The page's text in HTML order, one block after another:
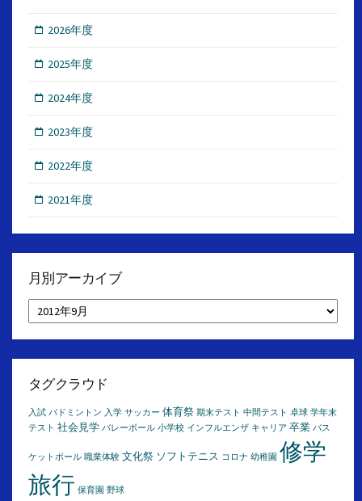
2026年度
2025年度
2024年度
2023年度
2022年度
2021年度
月別アーカイブ
月
別
ア
イ
タグクラウド
入試 バドミントン 入学 サッカー 体育祭 期末テスト 中間テスト 卓球 学年末
テスト 社会見学 バレーボール 小学校 インフルエンザ キャリア 卒業 バス
ケットボール 職業体験 文化祭 ソフトテニス コロナ 幼稚園 修学
旅行 保育園 野球